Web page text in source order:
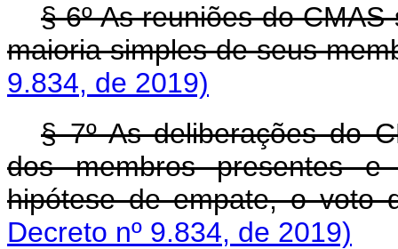
§ 6º As reuniões do
maioria simples de seus
9.834, de 2019)
§ 7º As deliberações do
dos membros presentes
hipótese de empate, o voto
Decreto nº 9.834, de 2019)